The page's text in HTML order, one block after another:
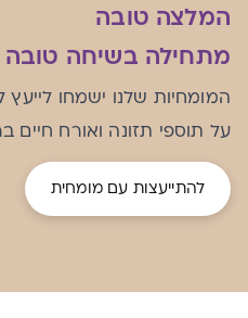
המלצה טובה
מתחילה בשיחה טובה
המומחיות שלנו ישמחו לייעץ
על תוספי תזונה ואורח חיים
להתייעצות עם מומחית